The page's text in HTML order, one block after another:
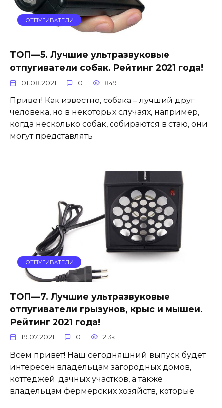
ОТПУГИВАТЕЛИ
ТОП—5. Лучшие ультразвуковые
отпугиватели собак. Рейтинг 2021 года!
01.08.2021 0 849
Привет! Как известно, собака – лучший друг
человека, но в некоторых случаях, например,
когда несколько собак, собираются в стаю, они
могут представлять
ОТПУГИВАТЕЛИ
ТОП—7. Лучшие ультразвуковые
отпугиватели грызунов, крыс и мышей.
Рейтинг 2021 года!
19.07.2021 0 2.3к.
Всем привет! Наш сегодняшний выпуск будет
интересен владельцам загородных домов,
коттеджей, дачных участков, а также
владельцам фермерских хозяйств, которые